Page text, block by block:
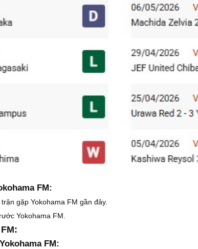
FM:
gặp Yokohama FM gần đây.
Yokohama FM.
FM: